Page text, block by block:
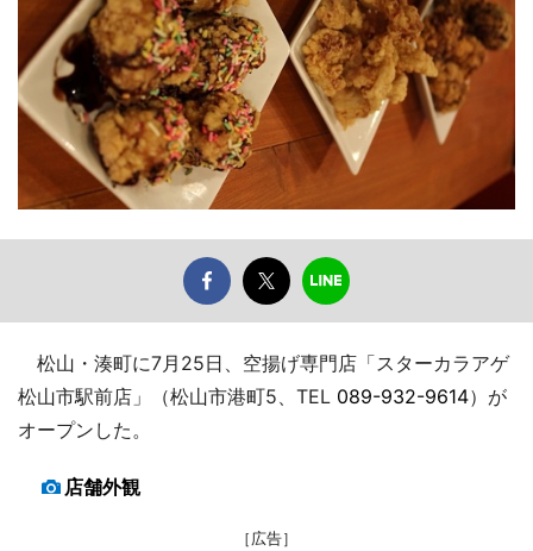
松山・湊町に7月25日、空揚げ専門店「スターカラアゲ
松山市駅前店」（松山市港町5、TEL 089-932-9614）が
オープンした。
店舗外観
［広告］